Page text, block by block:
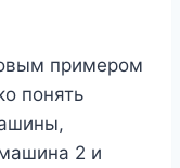
примером
понять
2 и